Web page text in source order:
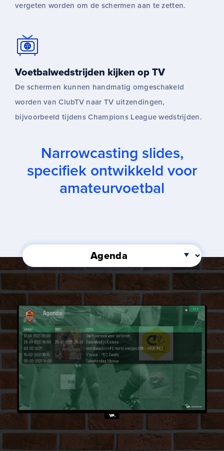
vergeten worden om de schermen aan te zetten.
Voetbalwedstrijden kijken op TV
De schermen kunnen handmatig omgeschakeld
worden van ClubTV naar TV uitzendingen,
bijvoorbeeld tijdens Champions League wedstrijden.
Narrowcasting slides,
specifiek ontwikkeld voor
amateurvoetbal